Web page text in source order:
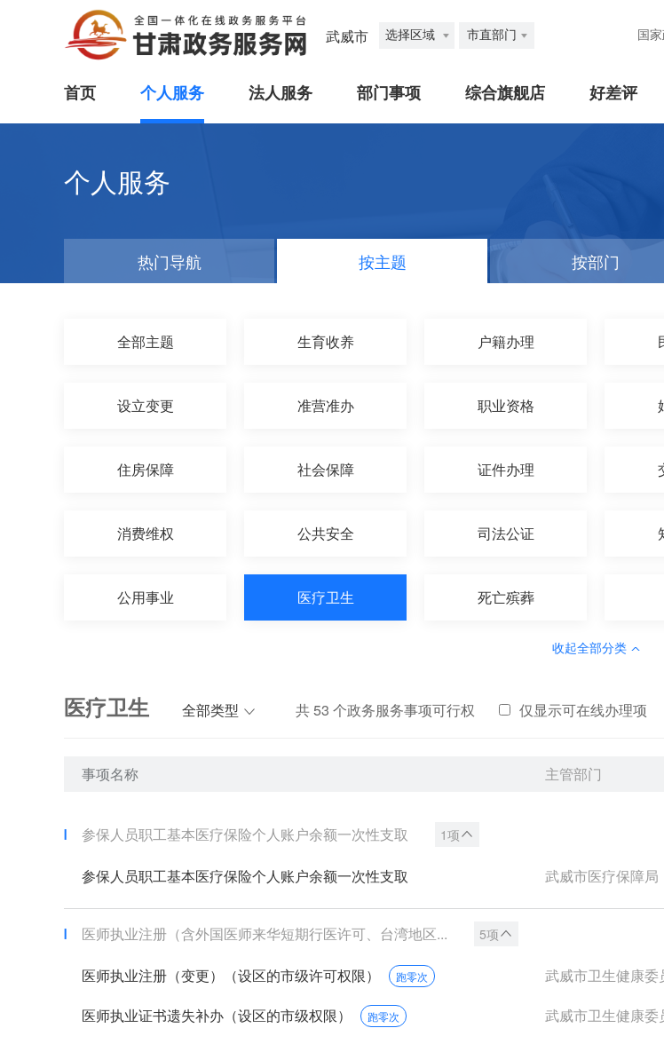
武威市 选择区域 市直部门 国
首页 个人服务 法人服务 部门事项 综合旗舰店 好差评
个人服务
热门导航 按主题 按部门
全部主题 生育收养 户籍办理
设立变更 准营准办 职业资格
住房保障 社会保障 证件办理
消费维权 公共安全 司法公证
公用事业 医疗卫生 死亡殡葬
收起全部分类
医疗卫生 全部类型 共53 个政务服务事项可行权 仅显示可在线办理项
事项名称 主管部门
参保人员职工基本医疗保险个人账户余额一次性支取 1项
参保人员职工基本医疗保险个人账户余额一次性支取 武威市医疗保障局
医师执业注册（含外国医师来华短期行医许可、台湾地区... 5项
医师执业注册（变更）（设区的市级许可权限） 跑零次 武威市卫生健康委
医师执业证书遗失补办（设区的市级权限） 跑零次 武威市卫生健康委